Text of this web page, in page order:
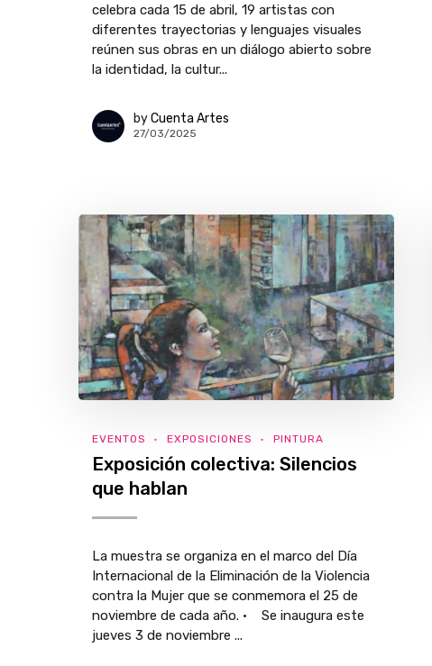
celebra cada 15 de abril, 19 artistas con
diferentes trayectorias y lenguajes visuales
reúnen sus obras en un diálogo abierto sobre
la identidad, la cultur...
byCuenta Artes
27/03/2025
EVENTOS EXPOSICIONES PINTURA
Exposición colectiva: Silencios
que hablan
La muestra se organiza en el marco del Día
Internacional de la Eliminación de la Violencia
contra la Mujer que se conmemora el 25 de
noviembre de cada año. · Se inaugura este
jueves 3 de noviembre ...